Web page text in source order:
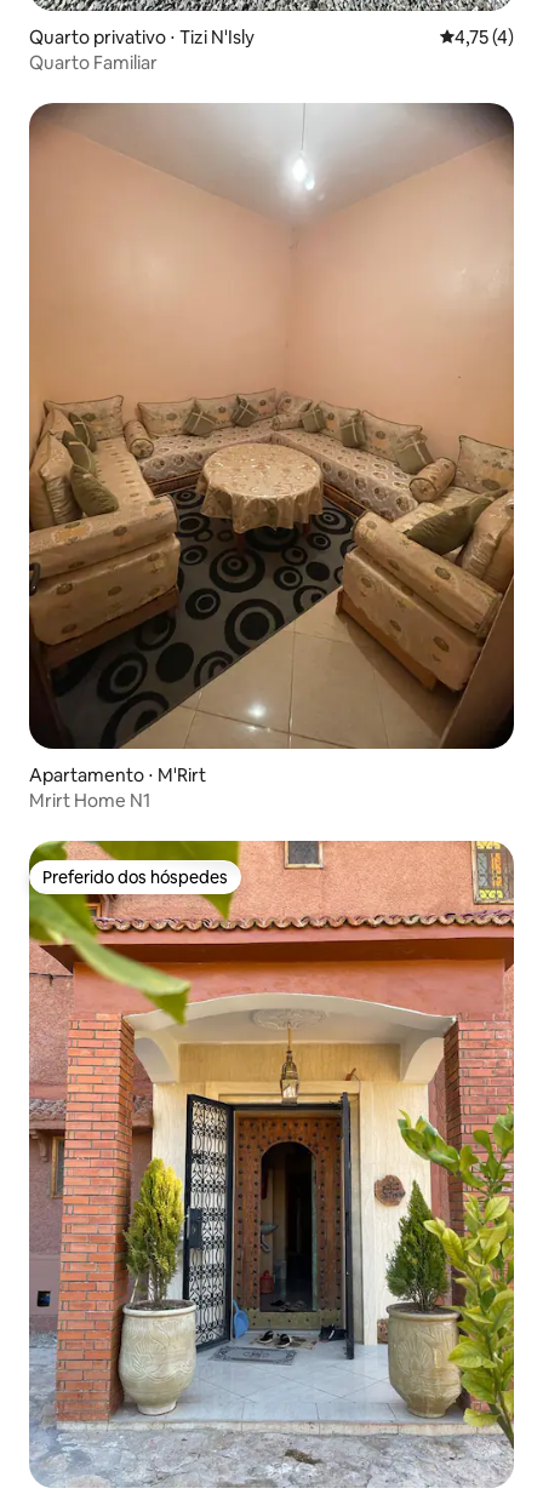
Quarto privativo ⋅ Tizi N'Isly 4,75 de
4,75 (4)
Quarto Familiar
Apartamento ⋅ M'Rirt
Mrirt Home N1
Preferido dos hóspedes
Preferido dos hóspedes